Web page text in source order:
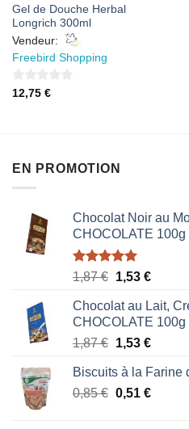
Gel de Douche Herbal
Longrich 300ml
Vendeur:
Freebird Shopping
0
12,75 €
EN PROMOTION
Chocolat Noir au
CHOCOLATE 100g
Note5.00
1,87€ Le
initial
était :
1,87 €.
1,53 €Le
actuel
est :
1,53 €.
Chocolat au Lait,
CHOCOLATE 100g
1,87€ Le
initial
était :
1,53 €Le
actuel
est :
Biscuits à la Farine
0,85€ Le
0,51 €Le